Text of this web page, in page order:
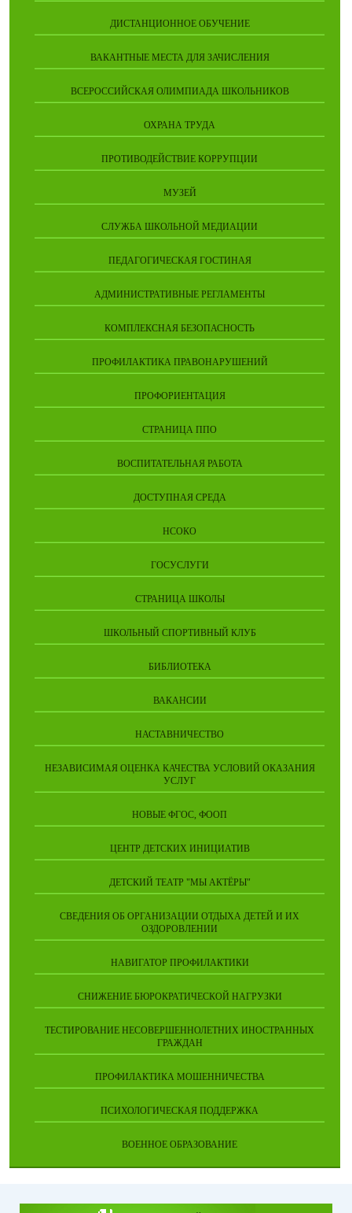
ДИСТАНЦИОННОЕ ОБУЧЕНИЕ
ВАКАНТНЫЕ МЕСТА ДЛЯ ЗАЧИСЛЕНИЯ
ВСЕРОССИЙСКАЯ ОЛИМПИАДА ШКОЛЬНИКОВ
ОХРАНА ТРУДА
ПРОТИВОДЕЙСТВИЕ КОРРУПЦИИ
МУЗЕЙ
СЛУЖБА ШКОЛЬНОЙ МЕДИАЦИИ
ПЕДАГОГИЧЕСКАЯ ГОСТИНАЯ
АДМИНИСТРАТИВНЫЕ РЕГЛАМЕНТЫ
КОМПЛЕКСНАЯ БЕЗОПАСНОСТЬ
ПРОФИЛАКТИКА ПРАВОНАРУШЕНИЙ
ПРОФОРИЕНТАЦИЯ
СТРАНИЦА ППО
ВОСПИТАТЕЛЬНАЯ РАБОТА
ДОСТУПНАЯ СРЕДА
НСОКО
ГОСУСЛУГИ
СТРАНИЦА ШКОЛЫ
ШКОЛЬНЫЙ СПОРТИВНЫЙ КЛУБ
БИБЛИОТЕКА
ВАКАНСИИ
НАСТАВНИЧЕСТВО
НЕЗАВИСИМАЯ ОЦЕНКА КАЧЕСТВА УСЛОВИЙ ОКАЗАНИЯ
УСЛУГ
НОВЫЕ ФГОС, ФООП
ЦЕНТР ДЕТСКИХ ИНИЦИАТИВ
ДЕТСКИЙ ТЕАТР "МЫ АКТЁРЫ"
СВЕДЕНИЯ ОБ ОРГАНИЗАЦИИ ОТДЫХА ДЕТЕЙ И ИХ
ОЗДОРОВЛЕНИИ
НАВИГАТОР ПРОФИЛАКТИКИ
СНИЖЕНИЕ БЮРОКРАТИЧЕСКОЙ НАГРУЗКИ
ТЕСТИРОВАНИЕ НЕСОВЕРШЕННОЛЕТНИХ ИНОСТРАННЫХ
ГРАЖДАН
ПРОФИЛАКТИКА МОШЕННИЧЕСТВА
ПСИХОЛОГИЧЕСКАЯ ПОДДЕРЖКА
ВОЕННОЕ ОБРАЗОВАНИЕ